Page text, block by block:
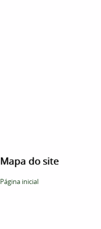
Mapa do site
Página inicial